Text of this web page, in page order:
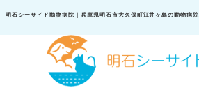
明石シーサイド動物病院｜兵庫県明石市大久保町江井ヶ島の動物病院